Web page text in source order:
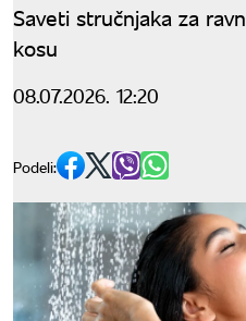
Saveti stručnjaka za
kosu
08.07.2026. 12:20
Podeli: